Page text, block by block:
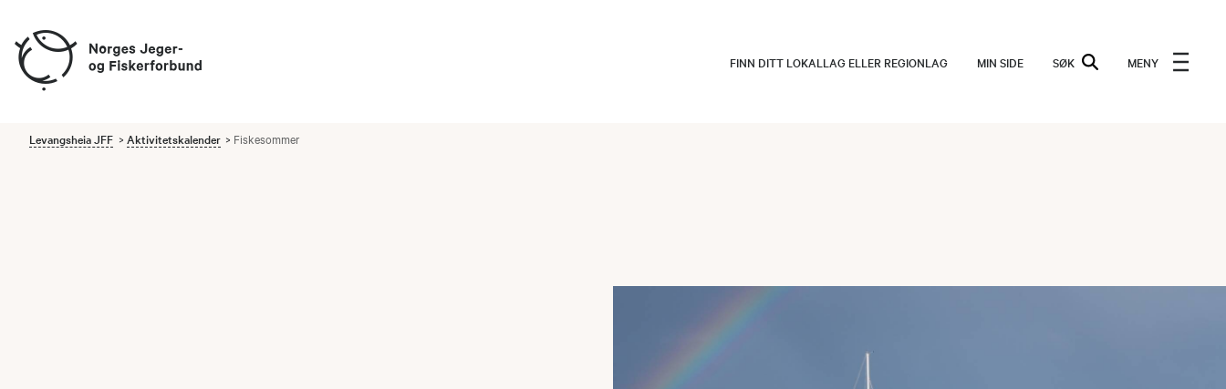
FINN DITT LOKALLAG ELLER REGIONLAG MIN SIDE SØK MENY
Levangsheia JFF Aktivitetskalender Fiskesommer